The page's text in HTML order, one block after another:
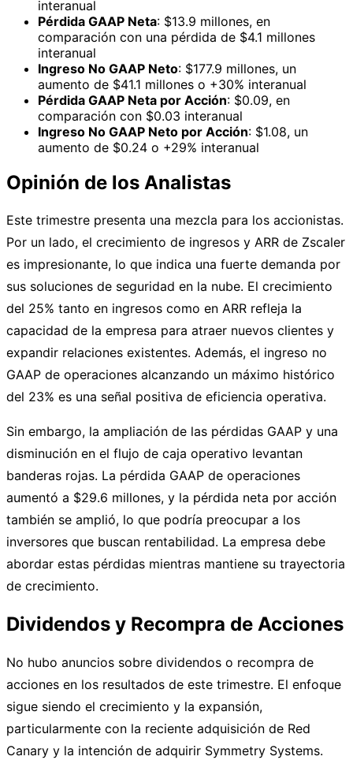
interanual
Pérdida GAAP Neta: $13.9 millones, en
comparación con una pérdida de $4.1 millones
interanual
Ingreso No GAAP Neto: $177.9 millones, un
aumento de $41.1 millones o +30% interanual
Pérdida GAAP Neta por Acción: $0.09, en
comparación con $0.03 interanual
Ingreso No GAAP Neto por Acción: $1.08, un
aumento de $0.24 o +29% interanual
Opinión de los Analistas
Este trimestre presenta una mezcla para los accionistas.
Por un lado, el crecimiento de ingresos y ARR de Zscaler
es impresionante, lo que indica una fuerte demanda por
sus soluciones de seguridad en la nube. El crecimiento
del 25% tanto en ingresos como en ARR refleja la
capacidad de la empresa para atraer nuevos clientes y
expandir relaciones existentes. Además, el ingreso no
GAAP de operaciones alcanzando un máximo histórico
del 23% es una señal positiva de eficiencia operativa.
Sin embargo, la ampliación de las pérdidas GAAP y una
disminución en el flujo de caja operativo levantan
banderas rojas. La pérdida GAAP de operaciones
aumentó a $29.6 millones, y la pérdida neta por acción
también se amplió, lo que podría preocupar a los
inversores que buscan rentabilidad. La empresa debe
abordar estas pérdidas mientras mantiene su trayectoria
de crecimiento.
Dividendos y Recompra de Acciones
No hubo anuncios sobre dividendos o recompra de
acciones en los resultados de este trimestre. El enfoque
sigue siendo el crecimiento y la expansión,
particularmente con la reciente adquisición de Red
Canary y la intención de adquirir Symmetry Systems.